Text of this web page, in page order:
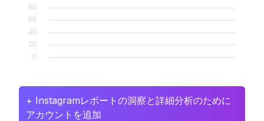
+ Instagramレポートの洞察と詳細分析のために
アカウントを追加